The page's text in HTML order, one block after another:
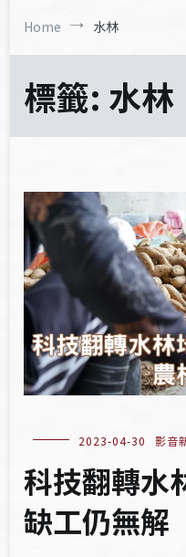
Home 水林
標籤: 水林
2023-04-30 影音
科技翻轉水
缺工仍無解